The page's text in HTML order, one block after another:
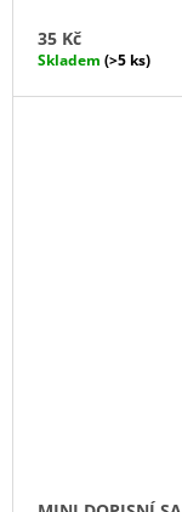
35 Kč
Skladem (>5 ks)